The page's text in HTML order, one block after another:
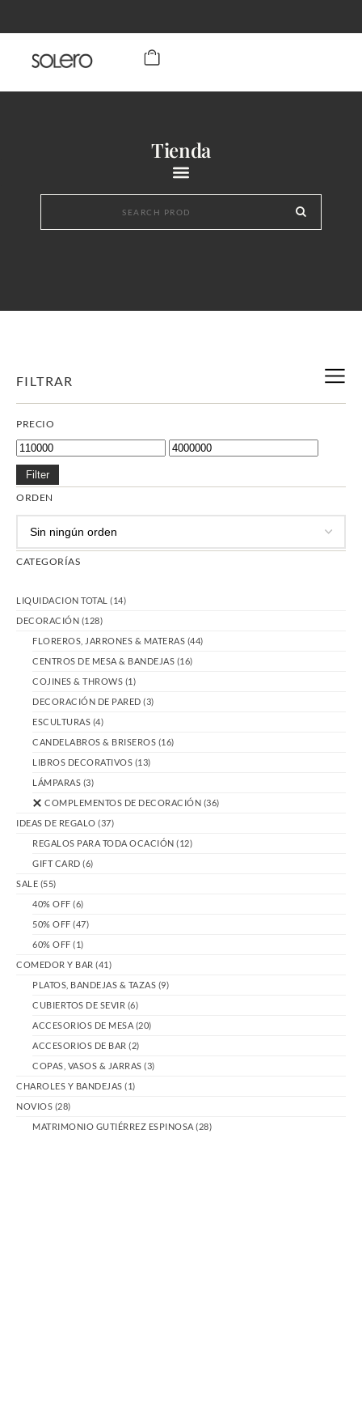
Tienda
FILTRAR
PRECIO
Filter
ORDEN
CATEGORÍAS
LIQUIDACION TOTAL (14)
DECORACIÓN (128)
FLOREROS, JARRONES & MATERAS (44)
CENTROS DE MESA & BANDEJAS (16)
COJINES & THROWS (1)
DECORACIÓN DE PARED (3)
ESCULTURAS (4)
CANDELABROS & BRISEROS (16)
LIBROS DECORATIVOS (13)
LÁMPARAS (3)
COMPLEMENTOS DE DECORACIÓN (36)
IDEAS DE REGALO (37)
REGALOS PARA TODA OCACIÓN (12)
GIFT CARD (6)
SALE (55)
40% OFF (6)
50% OFF (47)
60% OFF (1)
COMEDOR Y BAR (41)
PLATOS, BANDEJAS & TAZAS (9)
CUBIERTOS DE SEVIR (6)
ACCESORIOS DE MESA (20)
ACCESORIOS DE BAR (2)
COPAS, VASOS & JARRAS (3)
CHAROLES Y BANDEJAS (1)
NOVIOS (28)
MATRIMONIO GUTIÉRREZ ESPINOSA (28)